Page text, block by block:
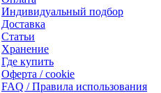
Индивидуальный подбор
Доставка
Статьи
Хранение
Где купить
Оферта / cookie
FAQ / Правила использования